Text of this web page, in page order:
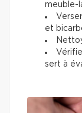
meuble-
et
sert à